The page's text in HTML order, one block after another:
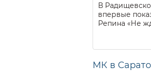
В
впервые
Репина «Не
МК в